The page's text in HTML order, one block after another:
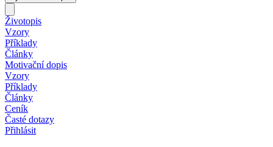
Životopis
Vzory
Příklady
Články
Motivační dopis
Vzory
Příklady
Články
Ceník
Časté dotazy
Přihlásit